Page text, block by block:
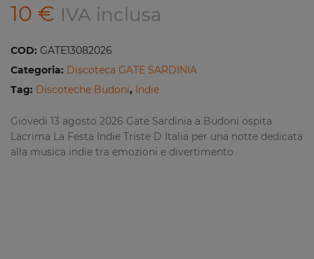
10 € IVA inclusa
COD: GATE13082026
Categoria: Discoteca GATE SARDINIA
Tag: Discoteche Budoni, Indie
Giovedi 13 agosto 2026 Gate Sardinia a Budoni ospita
Lacrima La Festa Indie Triste D Italia per una notte dedicata
alla musica indie tra emozioni e divertimento